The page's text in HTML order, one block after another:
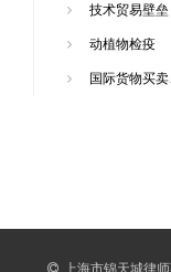
技术贸易壁垒
动植物检疫
国际货物买
上海市锦天城律